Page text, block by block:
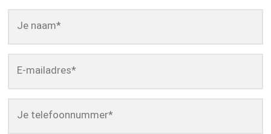
Je naam*
E-mailadres*
Je telefoonnummer*